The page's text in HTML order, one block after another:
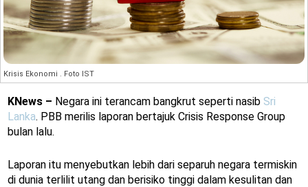
Krisis Ekonomi . Foto IST
KNews – Negara ini terancam bangkrut seperti nasib Sri
Lanka. PBB merilis laporan bertajuk Crisis Response Group
bulan lalu.
Laporan itu menyebutkan lebih dari separuh negara termiskin
di dunia terlilit utang dan berisiko tinggi dalam kesulitan dan